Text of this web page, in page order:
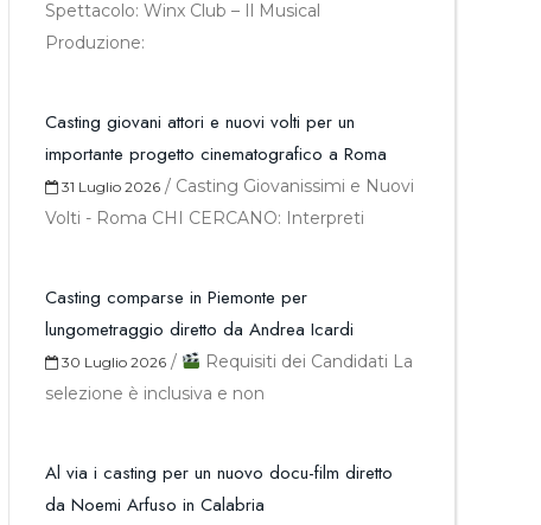
Spettacolo: Winx Club – Il Musical
Produzione:
Casting giovani attori e nuovi volti per un
importante progetto cinematografico a Roma
31 Luglio 2026 / Casting Giovanissimi e Nuovi
Volti - Roma CHI CERCANO: Interpreti
Casting comparse in Piemonte per
lungometraggio diretto da Andrea Icardi
30 Luglio 2026 /
Requisiti dei Candidati La
selezione è inclusiva e non
Al via i casting per un nuovo docu-film diretto
da Noemi Arfuso in Calabria